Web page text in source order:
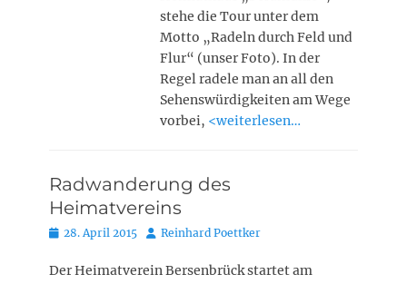
stehe die Tour unter dem
Motto „Radeln durch Feld und
Flur“ (unser Foto). In der
Regel radele man an all den
Sehenswürdigkeiten am Wege
vorbei, <weiterlesen…
Radwanderung des
Heimatvereins
Posted
28. April 2015 AutorReinhard Poettker
Der Heimatverein Bersenbrück startet am